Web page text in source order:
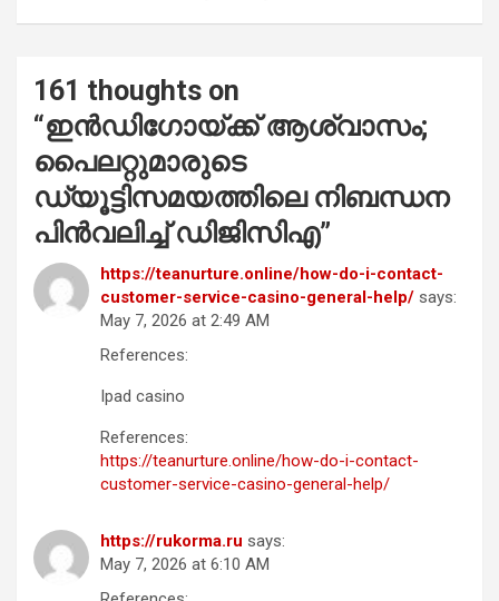
161 thoughts on
“ഇൻഡിഗോയ്ക്ക് ആശ്വാസം;
പൈലറ്റുമാരുടെ
ഡ്യൂട്ടിസമയത്തിലെ നിബന്ധന
പിൻവലിച്ച് ഡിജിസിഎ”
https://teanurture.online/how-do-i-contact-
customer-service-casino-general-help/ says:
May 7, 2026 at 2:49 AM
References:
Ipad casino
References:
https://teanurture.online/how-do-i-contact-
customer-service-casino-general-help/
https://rukorma.ru says:
May 7, 2026 at 6:10 AM